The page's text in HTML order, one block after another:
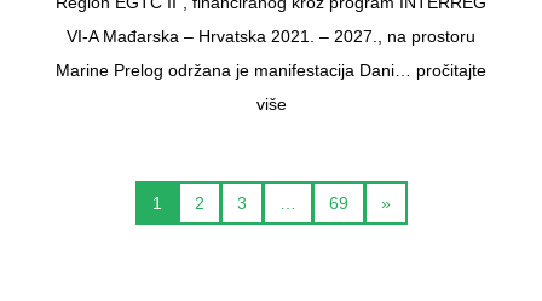
VI-A Mađarska – Hrvatska 2021. – 2027., na prostoru
Marine Prelog održana je manifestacija Dani… pročitajte
više
1 2 3 69 »